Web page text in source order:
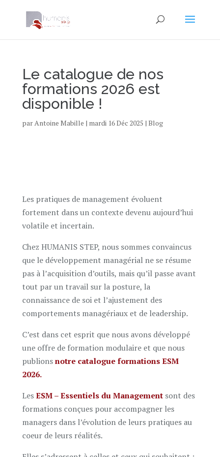
Le catalogue de nos
formations 2026 est
disponible !
parAntoine Mabille | mardi 16 Déc 2025 | Blog
Les pratiques de management évoluent
fortement dans un contexte devenu aujourd’hui
volatile et incertain.
Chez HUMANIS STEP, nous sommes convaincus
que le développement managérial ne se résume
pas à l’acquisition d’outils, mais qu’il passe avant
tout par un travail sur la posture, la
connaissance de soi et l’ajustement des
comportements managériaux et de leadership.
C’est dans cet esprit que nous avons développé
une offre de formation modulaire et que nous
publionsnotre catalogue formations ESM
2026.
LesESM – Essentiels du Managementsont des
formations conçues pour accompagner les
managers dans l’évolution de leurs pratiques au
coeur de leurs réalités.